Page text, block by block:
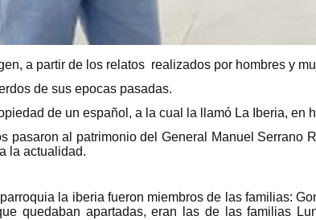
a partir de los relatos realizados por hombres y
de sus epocas pasadas.
de un español, a la cual la llamó La Iberia, en
pasaron al patrimonio del General Manuel
la actualidad.
la iberia fueron miembros de las familias:
quedaban apartadas, eran las de las familias